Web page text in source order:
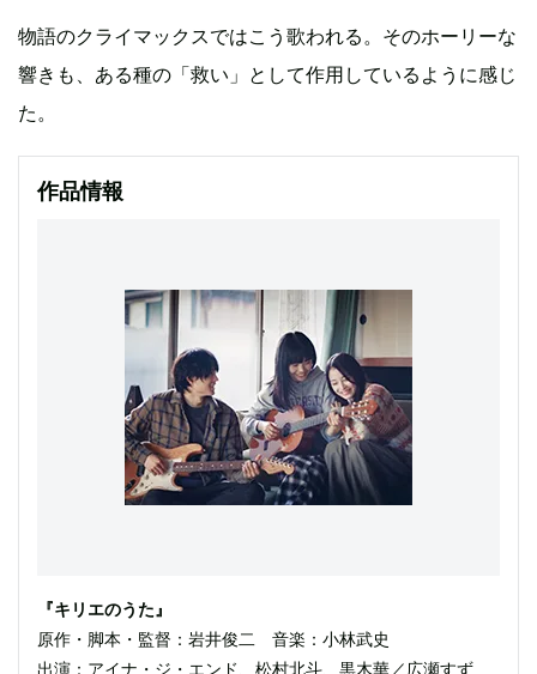
物語のクライマックスではこう歌われる。そのホーリーな
響きも、ある種の「救い」として作用しているように感じ
た。
作品情報
『キリエのうた』
原作・脚本・監督：岩井俊二 音楽：小林武史
出演：アイナ・ジ・エンド、松村北斗、黒木華／広瀬すず